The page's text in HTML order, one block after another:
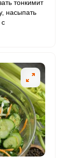
3.2
5.8
127.2
29.4
24.2
тонкимит
насыпать